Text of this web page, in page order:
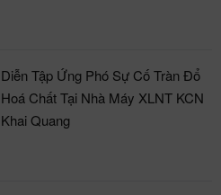
Diễn Tập Ứng Phó Sự Cố Tràn Đổ
Hoá Chất Tại Nhà Máy XLNT KCN
Khai Quang